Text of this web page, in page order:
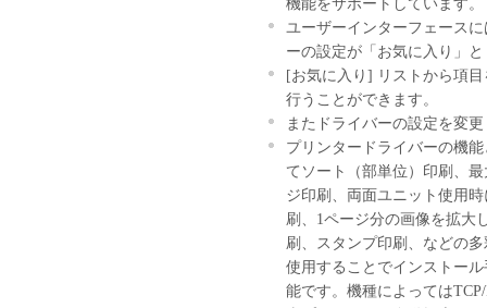
ユーザーインターフェース
ーの設定が「お気に入り」
[お気に入り] リストから項
行うことができます。
またドライバーの設定を変
プリンタードライバーの機
てソート（部単位）印刷、
ジ印刷、両面ユニット使用
刷、1ページ分の画像を拡大
刷、スタンプ印刷、などの
使用することでインストー
能です。機種によっては